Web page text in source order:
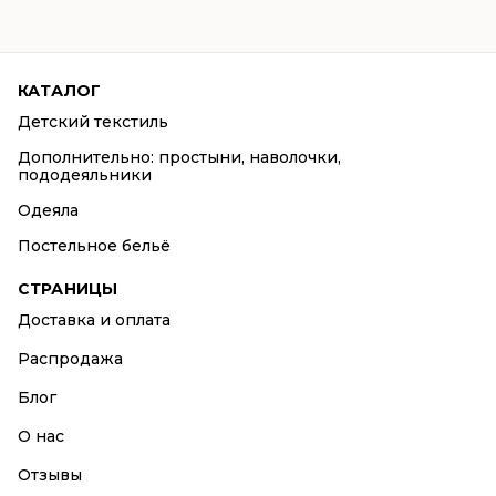
КАТАЛОГ
Детский текстиль
Дополнительно: простыни, наволочки,
пододеяльники
Одеяла
Постельное бельё
СТРАНИЦЫ
Доставка и оплата
Распродажа
Блог
О нас
Отзывы